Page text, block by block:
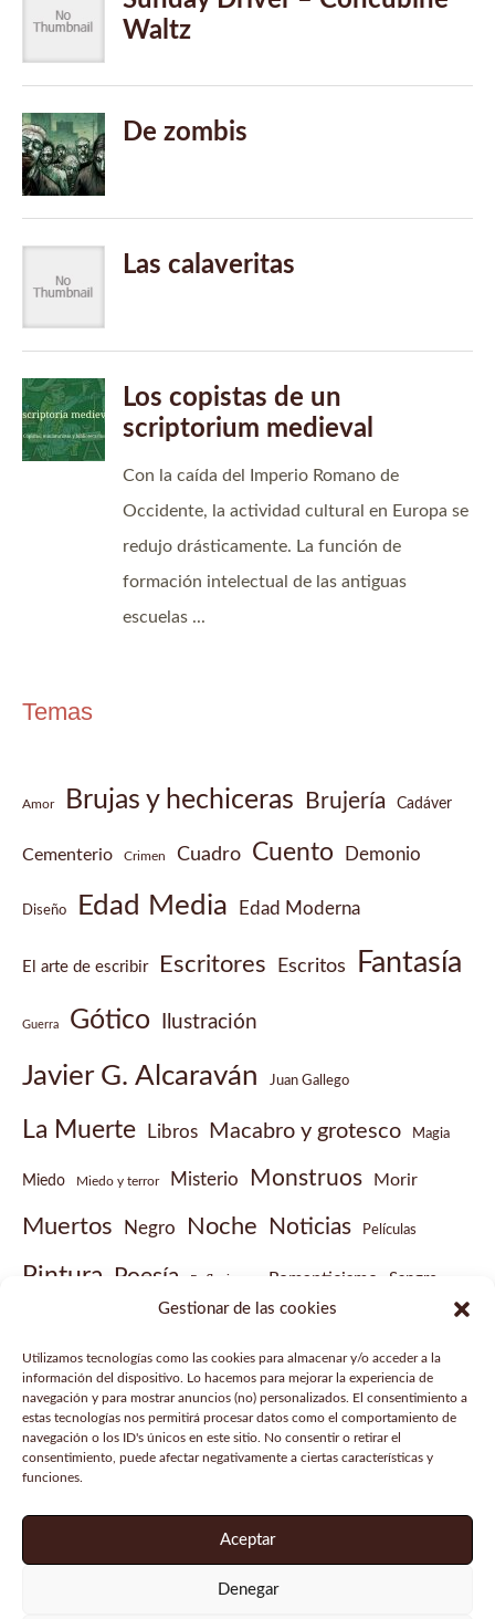
Gestionar de las cookies
Utilizamos tecnologías como las cookies para almacenar y/o acceder a la
información del dispositivo. Lo hacemos para mejorar la experiencia de
navegación y para mostrar anuncios (no) personalizados. El consentimiento a
estas tecnologías nos permitirá procesar datos como el comportamiento de
navegación o los ID's únicos en este sitio. No consentir o retirar el
consentimiento, puede afectar negativamente a ciertas características y
funciones.
Aceptar
Denegar
Temas
Amor Brujas y hechiceras Brujería Cadáver
Cementerio Crimen Cuadro Cuento Demonio
Diseño Edad Media Edad Moderna
El arte de escribir Escritores Escritos Fantasía
Guerra Gótico Ilustración
Javier G. Alcaraván Juan Gallego
La Muerte Libros Macabro y grotesco Magia
Miedo Miedo y terror Misterio Monstruos Morir
Muertos Negro Noche Noticias Películas
Pintura Poesía Reflexiones Romanticismo Sangre
Vídeo musical
Política de cookies